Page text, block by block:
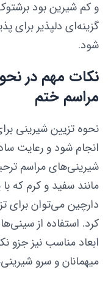
و کم شیرین بود
گزینه‌ای دلپذیر برای
شود.
نکات مهم در
مراسم ختم
نحوه تزیین شیرینی
انجام شود و رعایت
شیرینی‌های مراسم
مانند سفید و کرم که با
دارچین می‌توان برای
کرد. استفاده از
ابعاد مناسب نیز جزو
میهمانان و سرو